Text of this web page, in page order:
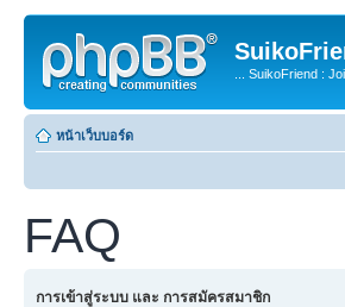
... SuikoFriend :
หน้าเว็บบอร์ด
FAQ
การเข้าสู่ระบบ และ การสมัครสมาชิก